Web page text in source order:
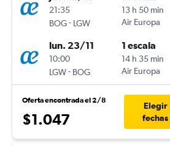
21:35
BOG- LGW
13 h 50 min
Air Europa
lun. 23/11
10:00
LGW- BOG
1 escala
14 h 35 min
Air Europa
Oferta encontrada el 2/8
$1.047
Elegir
fechas